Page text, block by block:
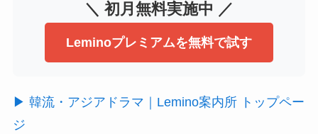
＼ 初月無料実施中 ／
Leminoプレミアムを無料で試す
▶ 韓流・アジアドラマ｜Lemino案内所 トップペー
ジ